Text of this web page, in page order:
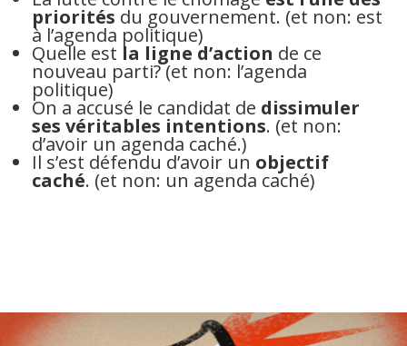
priorités du gouvernement. (et non: est
à l’agenda politique)
Quelle est la ligne d’action de ce
nouveau parti? (et non: l’agenda
politique)
On a accusé le candidat de dissimuler
ses véritables intentions. (et non:
d’avoir un agenda caché.)
Il s’est défendu d’avoir un objectif
caché. (et non: un agenda caché)